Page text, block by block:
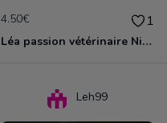
4.50€ 1
Léa passion vétérinaire Nintendo ds
Leh99